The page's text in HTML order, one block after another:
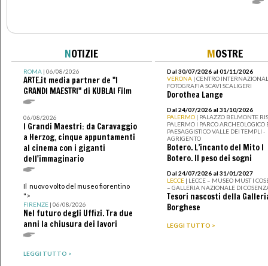
NOTIZIE
ROMA| 06/08/2026
ARTE.it media partner de "I
GRANDI MAESTRI" di KUBLAI Film
06/08/2026
I Grandi Maestri: da Caravaggio
a Herzog, cinque appuntamenti
al cinema con i giganti
dell'immaginario
Il nuovo volto del museo fiorentino
">
FIRENZE| 06/08/2026
Nel futuro degli Uffizi. Tra due
anni la chiusura dei lavori
LEGGI TUTTO >
MOSTRE
Dal 30/07/2026 al 01/11/2026
VERONA | CENTRO
FOTOGRAFIA SCAVI SCALIGERI
Dorothea Lange
Dal 24/07/2026 al 31/10/2026
PALERMO | PALAZZO BELMONTE
PALERMO I PARCO ARCHEOLOGICO
PAESAGGISTICO VALLE DEI TEMPLI -
AGRIGENTO
Botero. L’incanto del Mito I
Botero. Il peso dei sogni
Dal 24/07/2026 al 31/01/2027
LECCE | LECCE – MUSEO MUST I
– GALLERIA NAZIONALE DI
Tesori nascosti della
Borghese
LEGGI TUTTO >